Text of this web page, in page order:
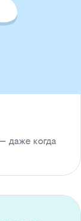
даже когда